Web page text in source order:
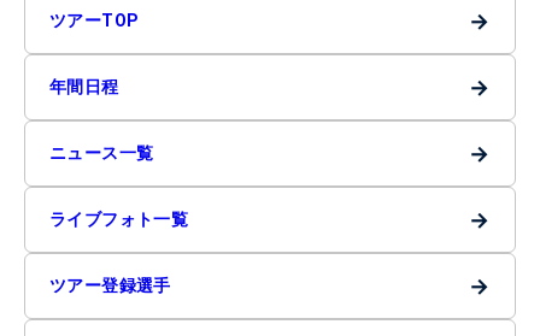
ツアーTOP →
年間日程 →
ニュース一覧 →
ライブフォト一覧 →
ツアー登録選手 →